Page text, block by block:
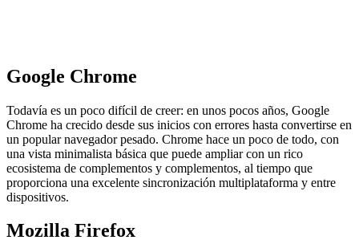
Google Chrome
Todavía es un poco difícil de creer: en unos pocos años, Google
Chrome ha crecido desde sus inicios con errores hasta convertirse en
un popular navegador pesado. Chrome hace un poco de todo, con
una vista minimalista básica que puede ampliar con un rico
ecosistema de complementos y complementos, al tiempo que
proporciona una excelente sincronización multiplataforma y entre
dispositivos.
Mozilla Firefox